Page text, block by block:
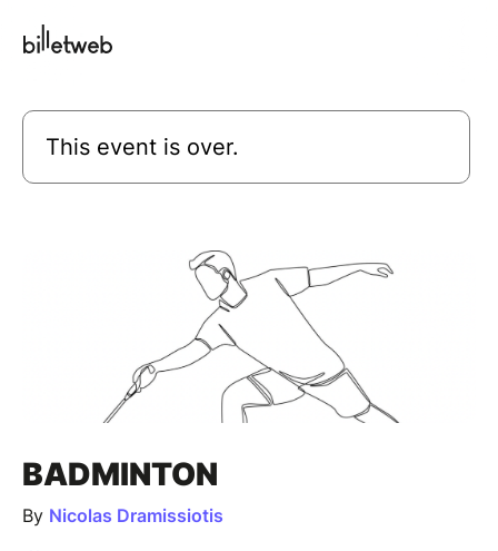
This event is over.
BADMINTON
By Nicolas Dramissiotis